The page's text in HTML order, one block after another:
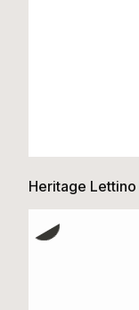
Heritage Lettino